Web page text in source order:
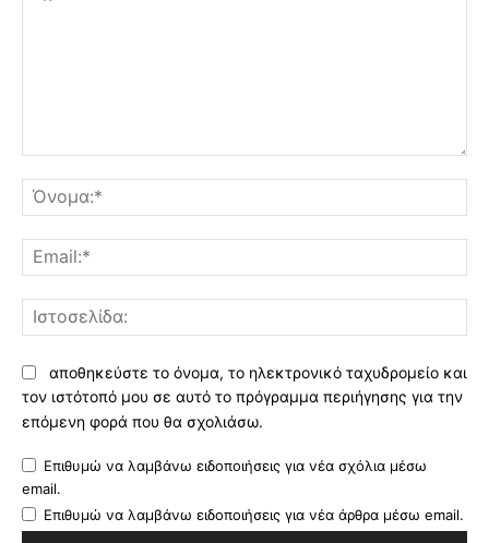
αποθηκεύστε το όνομα, το ηλεκτρονικό ταχυδρομείο και
τον ιστότοπό μου σε αυτό το πρόγραμμα περιήγησης για την
επόμενη φορά που θα σχολιάσω.
Επιθυμώ να λαμβάνω ειδοποιήσεις για νέα σχόλια μέσω
email.
Επιθυμώ να λαμβάνω ειδοποιήσεις για νέα άρθρα μέσω email.